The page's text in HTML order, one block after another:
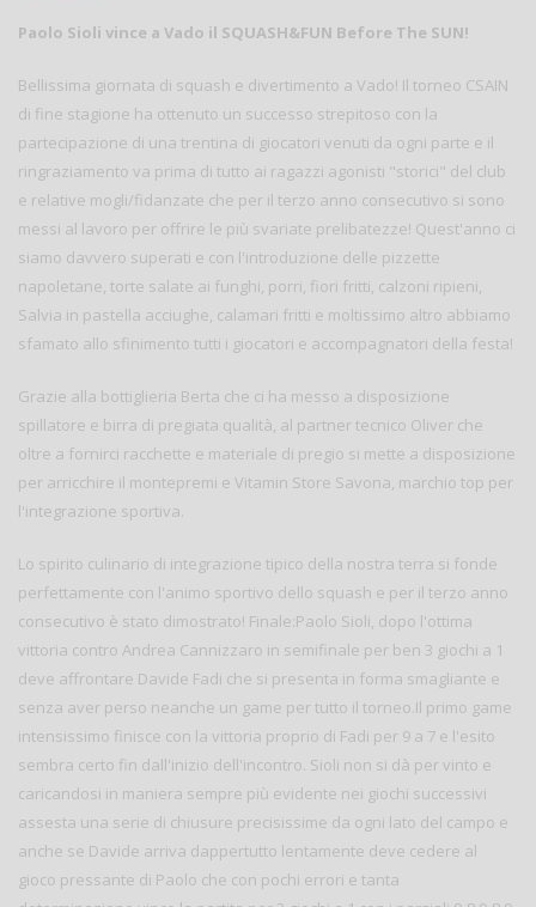
Paolo Sioli vince a Vado il SQUASH&FUN Before The SUN!
Bellissima giornata di squash e divertimento a Vado! Il torneo CSAIN
di fine stagione ha ottenuto un successo strepitoso con la
partecipazione di una trentina di giocatori venuti da ogni parte e il
ringraziamento va prima di tutto ai ragazzi agonisti "storici" del club
e relative mogli/fidanzate che per il terzo anno consecutivo si sono
messi al lavoro per offrire le più svariate prelibatezze! Quest'anno ci
siamo davvero superati e con l'introduzione delle pizzette
napoletane, torte salate ai funghi, porri, fiori fritti, calzoni ripieni,
Salvia in pastella acciughe, calamari fritti e moltissimo altro abbiamo
sfamato allo sfinimento tutti i giocatori e accompagnatori della festa!
Grazie alla bottiglieria Berta che ci ha messo a disposizione
spillatore e birra di pregiata qualità, al partner tecnico Oliver che
oltre a fornirci racchette e materiale di pregio si mette a disposizione
per arricchire il montepremi e Vitamin Store Savona, marchio top per
l'integrazione sportiva.
Lo spirito culinario di integrazione tipico della nostra terra si fonde
perfettamente con l'animo sportivo dello squash e per il terzo anno
consecutivo è stato dimostrato! Finale:Paolo Sioli, dopo l'ottima
vittoria contro Andrea Cannizzaro in semifinale per ben 3 giochi a 1
deve affrontare Davide Fadi che si presenta in forma smagliante e
senza aver perso neanche un game per tutto il torneo.Il primo game
intensissimo finisce con la vittoria proprio di Fadi per 9 a 7 e l'esito
sembra certo fin dall'inizio dell'incontro. Sioli non si dà per vinto e
caricandosi in maniera sempre più evidente nei giochi successivi
assesta una serie di chiusure precisissime da ogni lato del campo e
anche se Davide arriva dappertutto lentamente deve cedere al
gioco pressante di Paolo che con pochi errori e tanta